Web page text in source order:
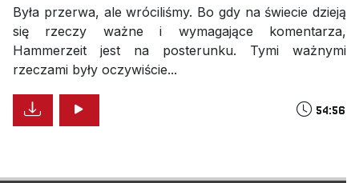
Była przerwa, ale wróciliśmy. Bo gdy na świecie dzieją
się rzeczy ważne i wymagające komentarza,
Hammerzeit jest na posterunku. Tymi ważnymi
rzeczami były oczywiście...
54:56